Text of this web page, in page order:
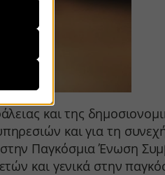
και της
και για τη
Παγκόσμια Ένωση
και γενικά στην